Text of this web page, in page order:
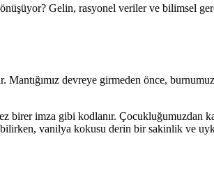
Gelin, rasyonel veriler ve bilimsel
Mantığımız devreye girmeden önce,
birer imza gibi kodlanır. Çocukluğumuzdan
vanilya kokusu derin bir sakinlik ve